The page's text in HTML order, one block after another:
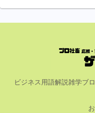
ビジネス用語解説雑学ブ